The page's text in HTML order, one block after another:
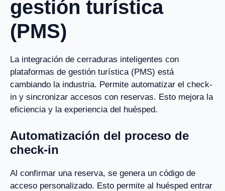
gestión turística
(PMS)
La integración de cerraduras inteligentes con
plataformas de gestión turística (PMS) está
cambiando la industria. Permite automatizar el check-
in y sincronizar accesos con reservas. Esto mejora la
eficiencia y la experiencia del huésped.
Automatización del proceso de
check-in
Al confirmar una reserva, se genera un código de
acceso personalizado. Esto permite al huésped entrar